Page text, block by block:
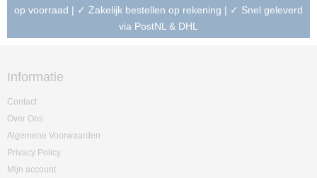
op voorraad | ✓ Zakelijk bestellen op rekening | ✓ Snel geleverd
via PostNL & DHL
Informatie
Contact
Over Ons
Algemene Voorwaarden
Privacy Policy
Mijn account